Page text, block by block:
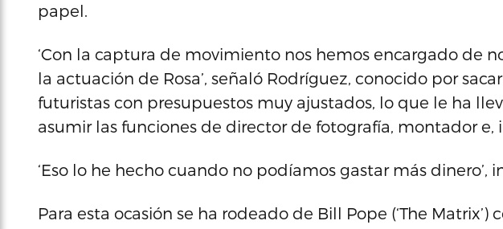
papel.
‘Con la captura de movimiento nos hemos encargado de
la actuación de Rosa’, señaló Rodríguez, conocido por
futuristas con presupuestos muy ajustados, lo que le ha
asumir las funciones de director de fotografía, montador e,
‘Eso lo he hecho cuando no podíamos gastar más dinero’,
Para esta ocasión se ha rodeado de Bill Pope (‘The Matrix’)